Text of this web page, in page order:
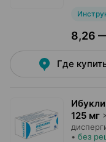
8,26
Где
125 мг
• без